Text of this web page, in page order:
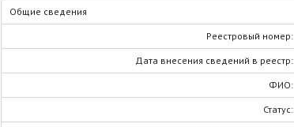
Общие сведения
Реестровый номер:
Дата внесения сведений в реестр:
ФИО:
Статус: